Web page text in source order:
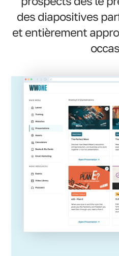
des diapositives
et entièrement